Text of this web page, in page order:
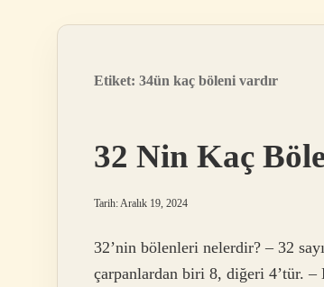
Etiket: 34ün kaç böleni vardır
32 Nin Kaç
Tarih: Aralık 19, 2024
32’nin bölenleri nelerdir? – 32
çarpanlardan biri 8, diğeri 4’tür. –